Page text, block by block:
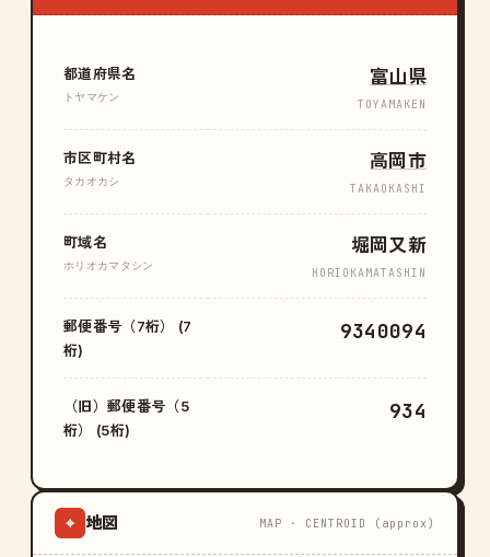
都道府県名
トヤマケン
富山県
TOYAMAKEN
市区町村名
タカオカシ
高岡市
TAKAOKASHI
町域名
ホリオカマタシン
堀岡又新
HORIOKAMATASHIN
郵便番号（7桁） (7
桁)
9340094
（旧）郵便番号（5
桁） (5桁)
934
⌖ 地図 MAP · CENTROID (approx)